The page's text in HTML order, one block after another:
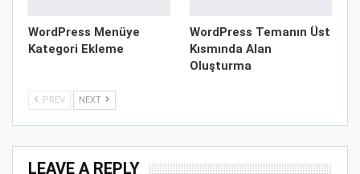
WordPress Menüye
Kategori Ekleme
WordPress Temanın Üst
Kısmında Alan
Oluşturma
PREV NEXT
LEAVE A REPLY